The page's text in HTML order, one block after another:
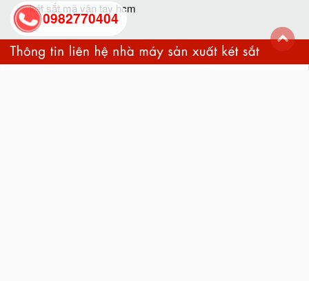
két sắt mã vân tay hcm
0982770404
back